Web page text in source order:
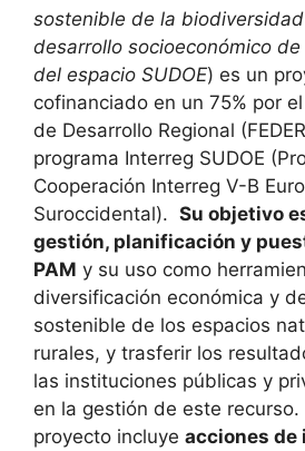
sostenible de la
desarrollo socioeconómico
del espacio SUDOE) es un
cofinanciado en un 75% por
de Desarrollo Regional
programa Interreg SUDOE
Cooperación Interreg V-B
Suroccidental). Su objetivo
gestión, planificación y
PAM y su uso como
diversificación económica y
sostenible de los espacios
rurales, y trasferir los
las instituciones públicas y
en la gestión de este
proyecto incluye acciones